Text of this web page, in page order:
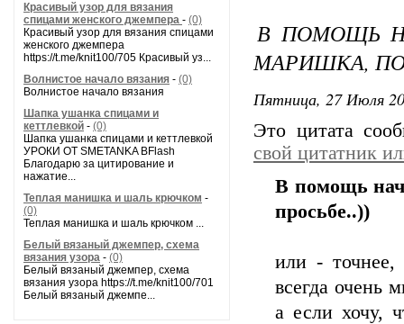
Красивый узор для вязания
спицами женского джемпера - (0)
Красивый узор для вязания спицами
женского джемпера
https://t.me/knit100/705 Красивый уз...
Волнистое начало вязания - (0)
Волнистое начало вязания
Шапка ушанка спицами и
кеттлевкой - (0)
Шапка ушанка спицами и кеттлевкой
УРОКИ ОТ SMETANKA BFlash
Благодарю за цитирование и
нажатие...
Теплая манишка и шаль крючком -
(0)
Теплая манишка и шаль крючком ...
Белый вязаный джемпер, схема
вязания узора - (0)
Белый вязаный джемпер, схема
вязания узора https://t.me/knit100/701
Белый вязаный джемпе...
В ПОМОЩЬ
МАРИШКА, ПО
Пятница, 27 Июля
Это цитата
свой цитатник
В помощь
просьбе..))
или - точнее,
всегда очень
а если хочу,